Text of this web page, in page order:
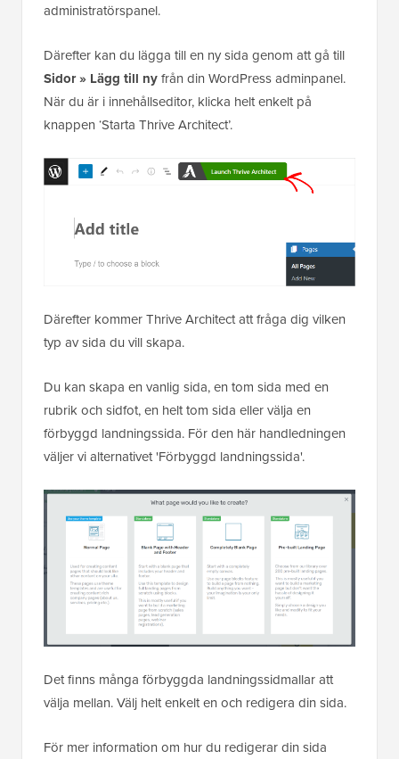
administratörspanel.
Därefter kan du lägga till en ny sida genom att gå till
Sidor » Lägg till nyfrån din WordPress adminpanel.
När du är i innehållseditor, klicka helt enkelt på
knappen ‘Starta Thrive Architect’.
Därefter kommer Thrive Architect att fråga dig vilken
typ av sida du vill skapa.
Du kan skapa en vanlig sida, en tom sida med en
rubrik och sidfot, en helt tom sida eller välja en
förbyggd landningssida. För den här handledningen
väljer vi alternativet 'Förbyggd landningssida'.
Det finns många förbyggda landningssidmallar att
välja mellan. Välj helt enkelt en och redigera din sida.
För mer information om hur du redigerar din sida